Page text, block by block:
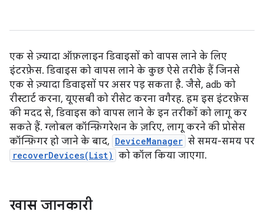
एक से ज़्यादा ऑफ़लाइन डिवाइसों को वापस लाने के लिए
इंटरफ़ेस. डिवाइस को वापस लाने के कुछ ऐसे तरीके हैं जिनसे
एक से ज़्यादा डिवाइसों पर असर पड़ सकता है. जैसे, adb को
रीस्टार्ट करना, यूएसबी को रीसेट करना वगैरह. हम इस इंटरफ़ेस
की मदद से, डिवाइस को वापस लाने के इन तरीकों को लागू कर
सकते हैं. ग्लोबल कॉन्फ़िगरेशन के ज़रिए, लागू करने की प्रोसेस
कॉन्फ़िगर हो जाने के बाद, DeviceManager से समय-समय पर
recoverDevices(List) को कॉल किया जाएगा.
खास जानकारी